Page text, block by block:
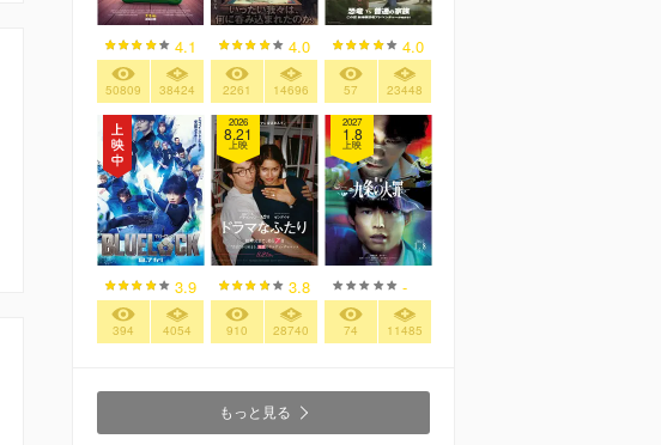
4.1
50809 38424
4.0
2261 14696
4.0
57 23448
3.9
394 4054
2026
8.21
上映
3.8
910 28740
2027
1.8
上映
-
74 11485
もっと見る